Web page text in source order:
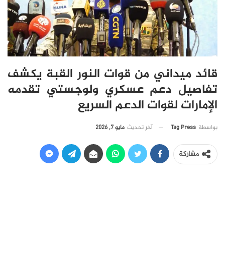
قائد ميداني من قوات النور القبة يكشف
تفاصيل دعم عسكري ولوجستي تقدمه
الإمارات لقوات الدعم السريع
بواسطة Tag Press آخر تحديث مايو 7, 2026
مشاركة